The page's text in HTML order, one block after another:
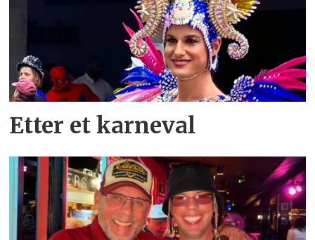
Etter et karneval